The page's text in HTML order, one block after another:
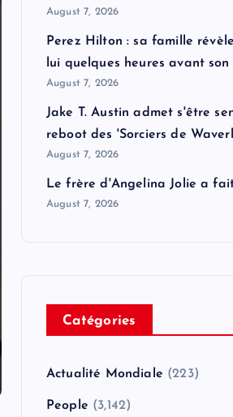
August 7, 2026
Perez Hilton : sa famille
lui quelques heures avant
August 7, 2026
Jake T. Austin admet s'être
reboot des 'Sorciers de
August 7, 2026
Le frère d'Angelina Jolie a
August 7, 2026
Catégories
Actualité Mondiale (223)
People (3,142)